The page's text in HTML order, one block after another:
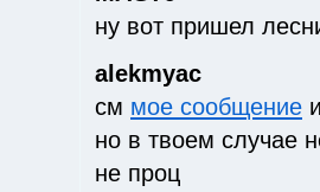
ну вот пришел
alekmyac
см мое сообщение
но в твоем случае
не проц